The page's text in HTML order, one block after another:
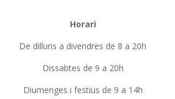
Horari
De dilluns a divendres de 8 a 20h
Dissabtes de 9 a 20h
Diumenges i festius de 9 a 14h